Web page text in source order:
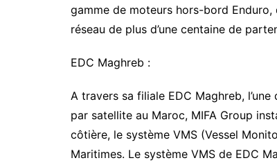
gamme de moteurs hors-bord Enduro,
réseau de plus d’une centaine de
EDC Maghreb :
A travers sa filiale EDC Maghreb,
par satellite au Maroc, MIFA Group
côtière, le système VMS (Vessel
Maritimes. Le système VMS de EDC